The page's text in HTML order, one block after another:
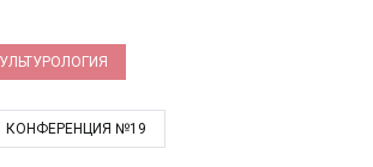
КОНФЕРЕНЦИЯ №19